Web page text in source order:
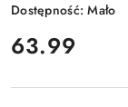
Dostępność:Mało
cena:
63.99